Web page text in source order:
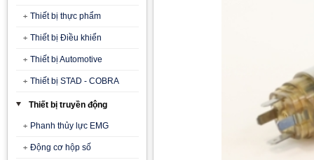
Thiết bị thực phẩm
Thiết bị Điều khiển
Thiết bị Automotive
Thiết bị STAD - COBRA
Thiết bị truyền động
Phanh thủy lực EMG
Động cơ hộp số